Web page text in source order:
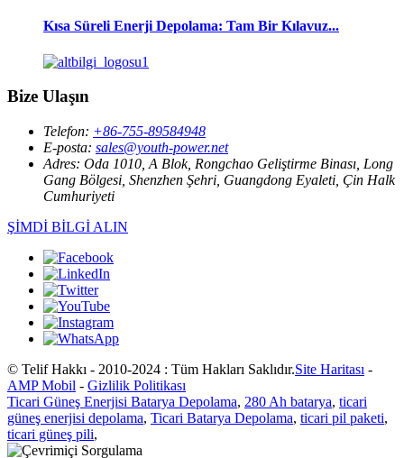
Kısa Süreli Enerji Depolama: Tam Bir Kılavuz...
Bize Ulaşın
Telefon: +86-755-89584948
E-posta: sales@youth-power.net
Adres: Oda 1010, A Blok, Rongchao Geliştirme Binası, Long
Gang Bölgesi, Shenzhen Şehri, Guangdong Eyaleti, Çin Halk
Cumhuriyeti
ŞİMDİ BİLGİ ALIN
© Telif Hakkı - 2010-2024 : Tüm Hakları Saklıdır.Site Haritası -
AMP Mobil - Gizlilik Politikası
Ticari Güneş Enerjisi Batarya Depolama, 280 Ah batarya, ticari
güneş enerjisi depolama, Ticari Batarya Depolama, ticari pil paketi,
ticari güneş pili,